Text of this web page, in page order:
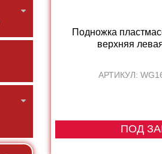
Подножка
верхняя
АРТИКУЛ:
ПОД